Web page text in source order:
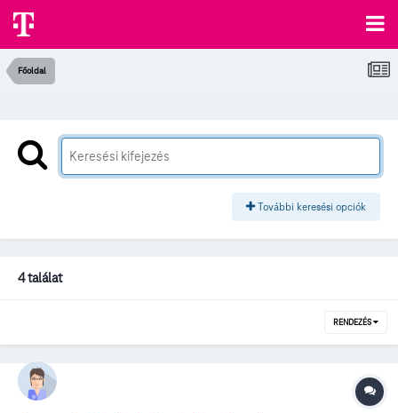
Főoldal
További keresési opciók
4 találat
RENDEZÉS